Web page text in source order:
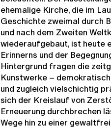
ehemalige Kirche, die im
Geschichte zweimal durch
und nach dem Zweiten
wiederaufgebaut, ist heute
Erinnerns und der
Hintergrund fragen die
Kunstwerke –
und zugleich vielschichtig
sich der Kreislauf von
Erneuerung durchbrechen
Wege hin zu einer